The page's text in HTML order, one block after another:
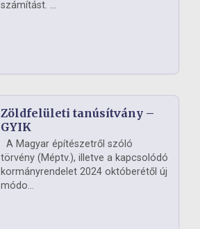
számítást. ...
Zöldfelületi tanúsítvány –
GYIK
A Magyar építészetről szóló
törvény (Méptv.), illetve a kapcsolódó
kormányrendelet 2024 októberétől új
módo...